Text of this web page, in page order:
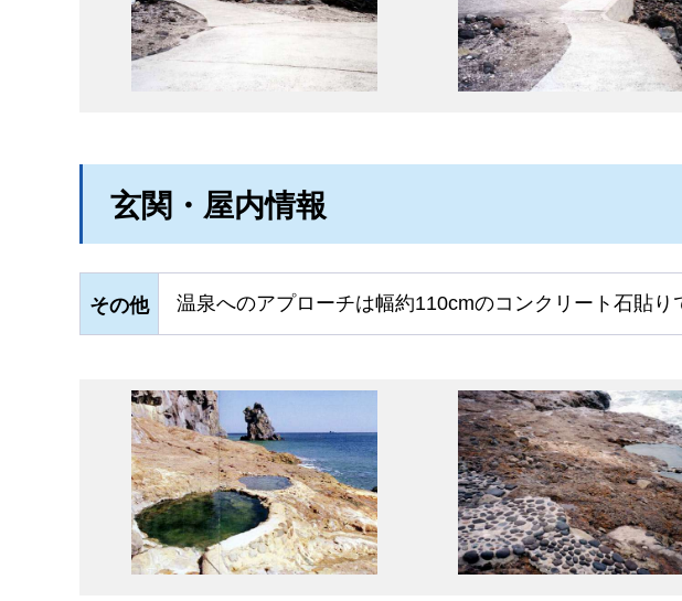
玄関・屋内情報
その他 温泉へのアプローチは幅約110cmのコンクリート石貼り